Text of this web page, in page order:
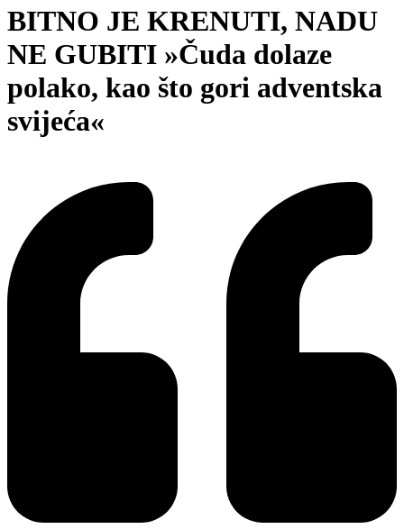
BITNO JE KRENUTI, NADU
NE GUBITI »Čuda dolaze
polako, kao što gori adventska
svijeća«